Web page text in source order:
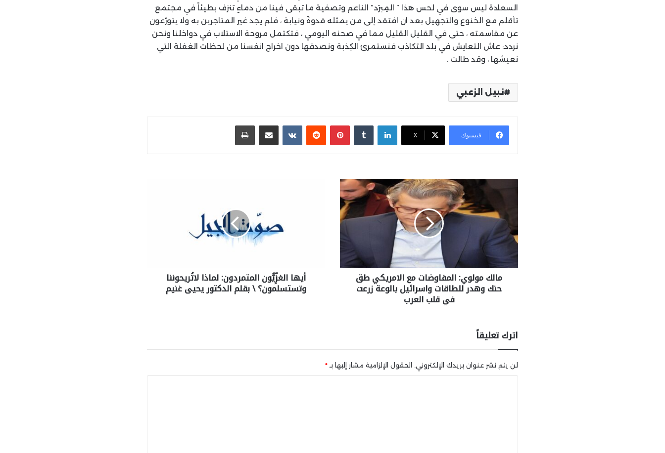
السعادة ليس سوى في لحس هذا ” المِبرَد” الناعم وتصفية ما تبقى فينا من دماءٍ تنزف بطيئاً في مجتمع
تأقلم مع الخنوع والتجهيل بعد ان افتقد إلى من يمثله قدوةً ونيابة ، فلم يجد غير المتاجرين به ولا يتورّعون
عن مقاسمته ، حتى في القليل القليل مما في صحنه اليومي ، فتكتمل مروحة الاستلاب في دواخلنا ونحن
نردد: عاش التعايش في بلد التكاذب فنستمرئ الكِذبة ونصدقها دون اخراج انفسنا من لحظات الغفلة التي
نعيشها ، وقد طالت .
نبيل الزعبي
فيسبوك X
لينكدإن بينتيريست مشاركة عبر البريد طباعة
مالك مولوي: المفاوضات مع الامريكي طق
حنك وهدر للطاقات واسرائيل بالوعة زرعت
في قلب العرب
‏أيها الغزِّيُّون المتمردون: لماذا لاتُريحوننا
وتستسلمون؟ \ بقلم الدكتور يحيى غنيم
اترك تعليقاً
لن يتم نشر عنوان بريدك الإلكتروني. الحقول الإلزامية مشار إليها بـ *